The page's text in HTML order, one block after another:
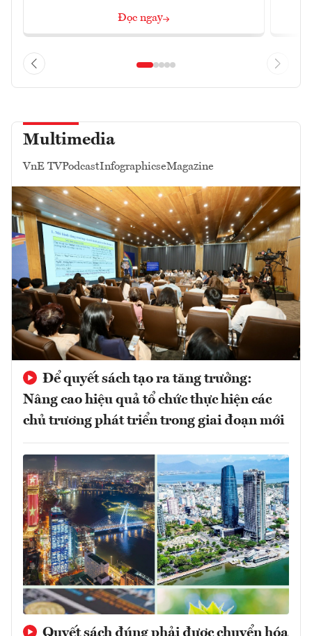
Đọc ngay
Multimedia
VnE TVPodcastInfographicseMagazine
Để quyết sách tạo ra tăng trưởng:
Nâng cao hiệu quả tổ chức thực hiện các
chủ trương phát triển trong giai đoạn mới
Quyết sách đúng phải được chuyển hóa